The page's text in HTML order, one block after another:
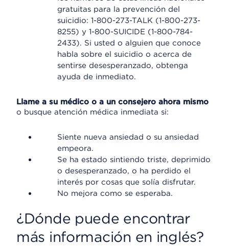
gratuitas para la prevención del
suicidio: 1-800-273-TALK (1-800-273-
8255) y 1-800-SUICIDE (1-800-784-
2433). Si usted o alguien que conoce
habla sobre el suicidio o acerca de
sentirse desesperanzado, obtenga
ayuda de inmediato.
Llame a su médico o a un consejero ahora mismo
o busque atención médica inmediata si:
Siente nueva ansiedad o su ansiedad
empeora.
Se ha estado sintiendo triste, deprimido
o desesperanzado, o ha perdido el
interés por cosas que solía disfrutar.
No mejora como se esperaba.
¿Dónde puede encontrar
más información en inglés?